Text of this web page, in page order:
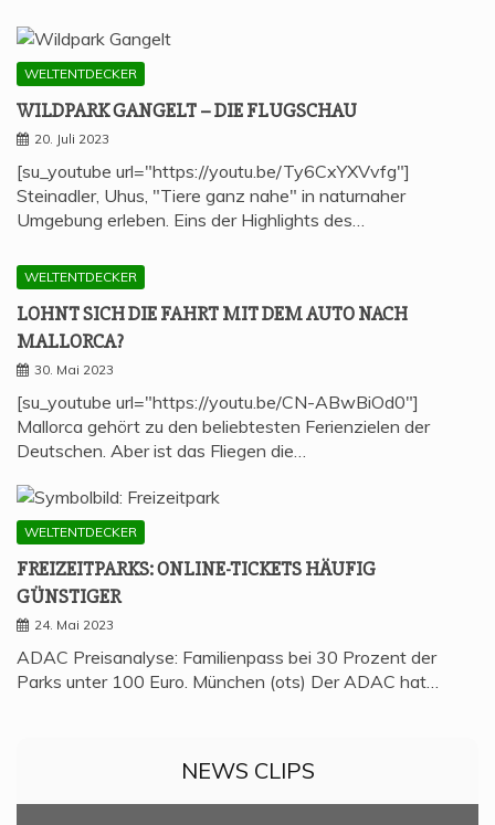
WELTENTDECKER
WILD­PARK GAN­GELT – DIE FLUGSCHAU
20. Juli 2023
[su_youtube url="https://youtu.be/Ty6CxYXVvfg"]
Steinadler, Uhus, "Tiere ganz nahe" in naturnaher
Umgebung erleben. Eins der Highlights des…
WELTENTDECKER
LOHNT SICH DIE FAHRT MIT DEM AUTO NACH
MALLORCA?
30. Mai 2023
[su_youtube url="https://youtu.be/CN-ABwBiOd0"]
Mallorca gehört zu den beliebtesten Ferienzielen der
Deutschen. Aber ist das Fliegen die…
WELTENTDECKER
FREI­ZEIT­PARKS: ONLINE-TICKETS HÄU­FIG
GÜNSTIGER
24. Mai 2023
ADAC Preisanalyse: Familienpass bei 30 Prozent der
Parks unter 100 Euro. München (ots) Der ADAC hat…
NEWS CLIPS